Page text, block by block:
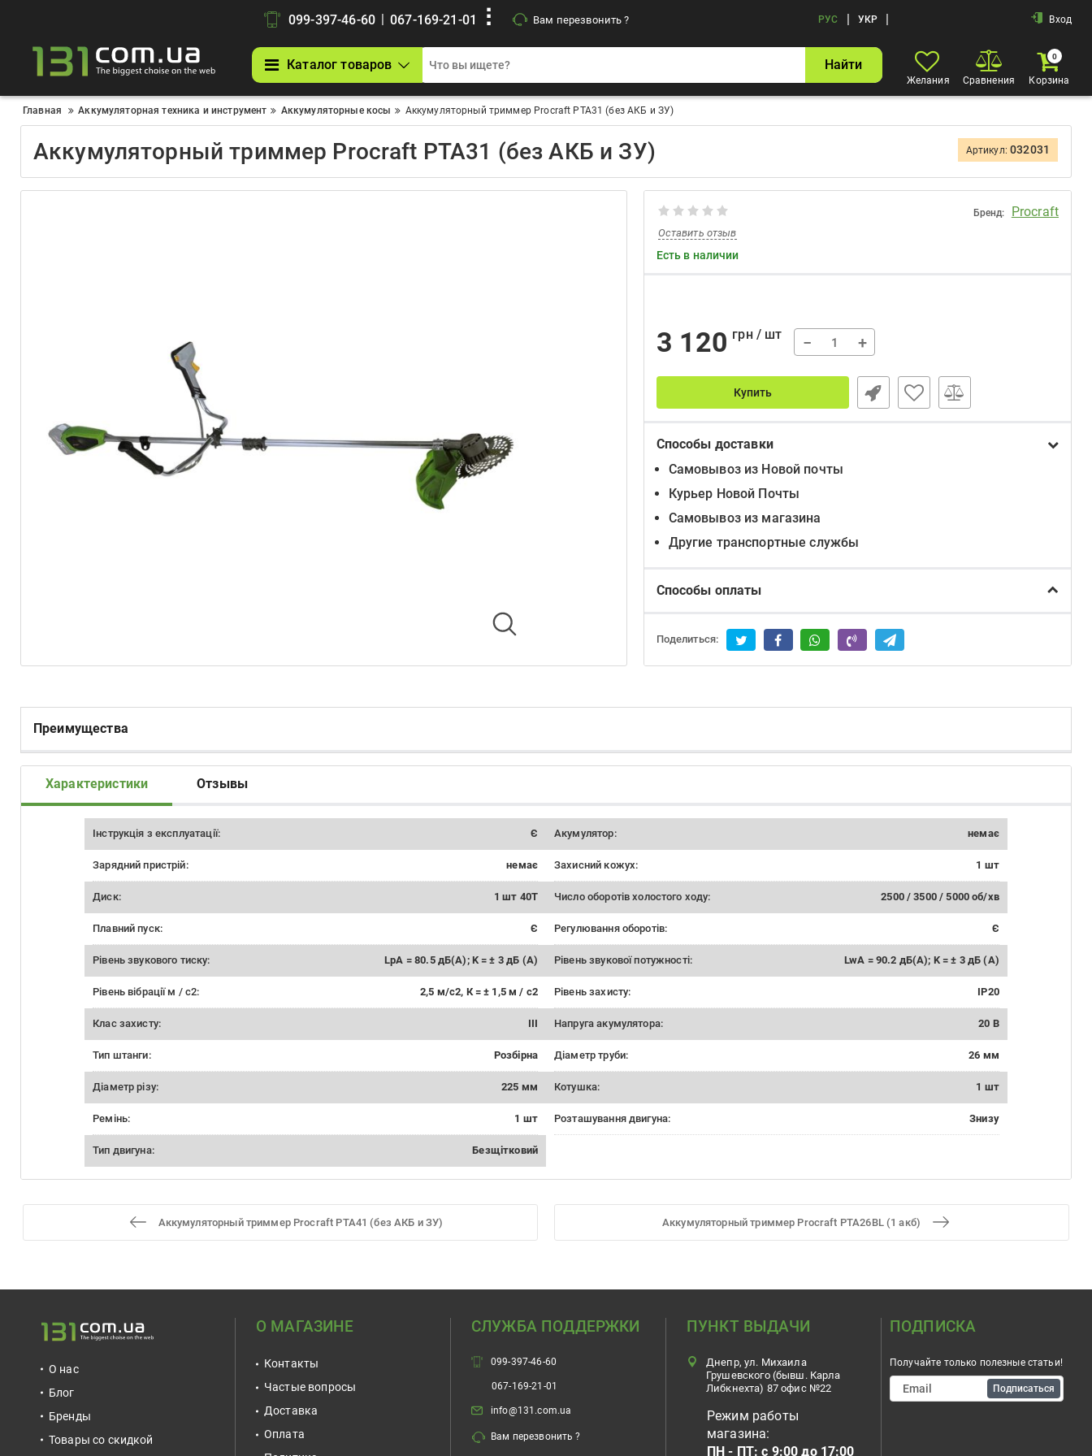
099-397-46-60 | 067-169-21-01 Вам перезвонить ? РУС | УКР | Вход
Каталог товаров Найти
Желания Сравнения
0
Корзина
Главная Аккумуляторная техника и инструмент Аккумуляторные косы Аккумуляторный триммер Procraft PTA31 (без АКБ и ЗУ)
Аккумуляторный триммер Procraft PTA31 (без АКБ и ЗУ) Артикул:032031
Бренд: Procraft
Оставить отзыв
Есть в наличии
3 120 грн / шт − +
Купить
Способы доставки
Самовывоз из Новой почты
Курьер Новой Почты
Самовывоз из магазина
Другие транспортные службы
Способы оплаты
Поделиться:
Преимущества
Характеристики Отзывы
Інструкція з експлуатації: Є Акумулятор: немає
Зарядний пристрій: немає Захисний кожух: 1 шт
Диск: 1 шт 40Т Число оборотів холостого ходу: 2500 / 3500 / 5000 об/хв
Плавний пуск: Є Регулювання оборотів: Є
Рівень звукового тиску: LpA = 80.5 дБ(А); K = ± 3 дБ (А) Рівень звукової потужності: LwA = 90.2 дБ(А); K = ± 3 дБ (А)
Рівень вібрації м / с2: 2,5 м/с2, К = ± 1,5 м / с2 Рівень захисту: IP20
Клас захисту: III Напруга акумулятора: 20 В
Тип штанги: Розбірна Діаметр труби: 26 мм
Діаметр різу: 225 мм Котушка: 1 шт
Ремінь: 1 шт Розташування двигуна: Знизу
Тип двигуна: Безщітковий
Аккумуляторный триммер Procraft PTA41 (без АКБ и ЗУ) Аккумуляторный триммер Procraft PTA26BL (1 акб)
О нас
Блог
Бренды
Товары со скидкой
О МАГАЗИНЕ
Контакты
Частые вопросы
Доставка
Оплата
СЛУЖБА ПОДДЕРЖКИ
099-397-46-60
067-169-21-01
info@131.com.ua
Вам перезвонить ?
ПУНКТ ВЫДАЧИ
Днепр, ул. Михаила
Грушевского (бывш. Карла
Либкнехта) 87 офис №22
Режим работы
магазина:
ПН - ПТ: с 9:00 до 17:00
ПОДПИСКА
Получайте только полезные статьи!
Подписаться